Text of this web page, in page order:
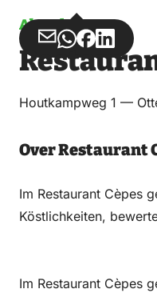
Abendessen
Teilen
über
Teilen
über
Teilen
auf
Teilen
auf
Houtkampweg 1 —
Over Restaurant
Im Restaurant Cèpes
Köstlichkeiten,
Im Restaurant Cèpes